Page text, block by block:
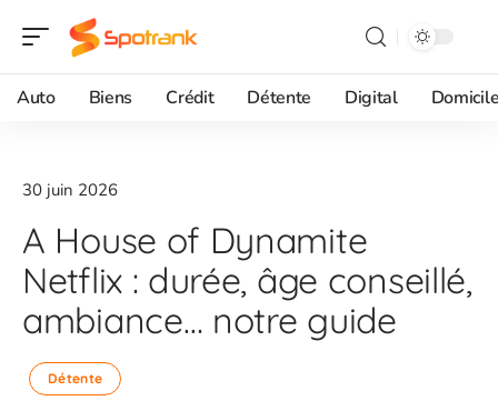
Auto Biens Crédit Détente Digital
30 juin 2026
A House of Dynamite
Netflix : durée, âge conseillé,
ambiance… notre guide
Détente